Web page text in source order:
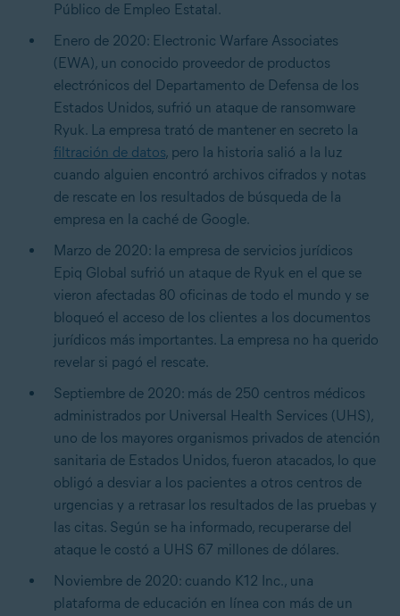
Público de Empleo Estatal.
Enero de 2020: Electronic Warfare Associates
(EWA), un conocido proveedor de productos
electrónicos del Departamento de Defensa de los
Estados Unidos, sufrió un ataque de ransomware
Ryuk. La empresa trató de mantener en secreto la
filtración de datos, pero la historia salió a la luz
cuando alguien encontró archivos cifrados y notas
de rescate en los resultados de búsqueda de la
empresa en la caché de Google.
Marzo de 2020: la empresa de servicios jurídicos
Epiq Global sufrió un ataque de Ryuk en el que se
vieron afectadas 80 oficinas de todo el mundo y se
bloqueó el acceso de los clientes a los documentos
jurídicos más importantes. La empresa no ha querido
revelar si pagó el rescate.
Septiembre de 2020: más de 250 centros médicos
administrados por Universal Health Services (UHS),
uno de los mayores organismos privados de atención
sanitaria de Estados Unidos, fueron atacados, lo que
obligó a desviar a los pacientes a otros centros de
urgencias y a retrasar los resultados de las pruebas y
las citas. Según se ha informado, recuperarse del
ataque le costó a UHS 67 millones de dólares.
Noviembre de 2020: cuando K12 Inc., una
plataforma de educación en línea con más de un